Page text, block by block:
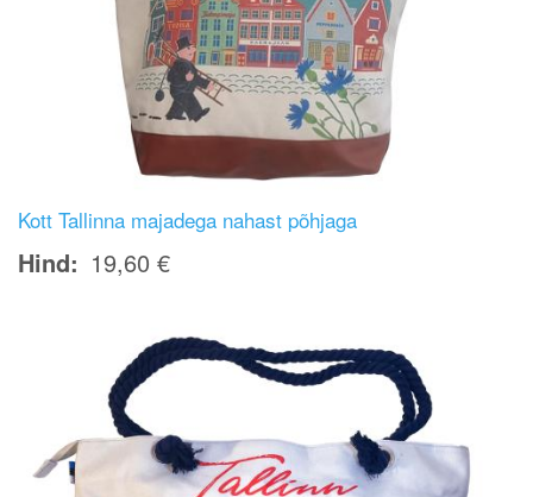
Kott Tallinna majadega nahast põhjaga
Hind 19,60 €